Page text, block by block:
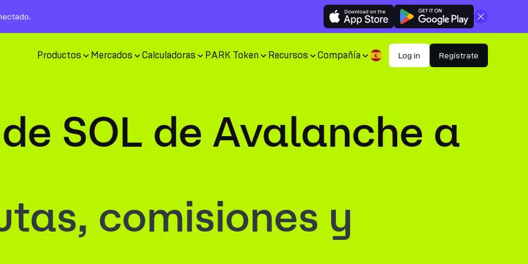
Cerrar
Productos Mercados Calculadoras PARK Token Recursos Compañía Log in Regístrate
SOL de Avalanche a
comisiones y